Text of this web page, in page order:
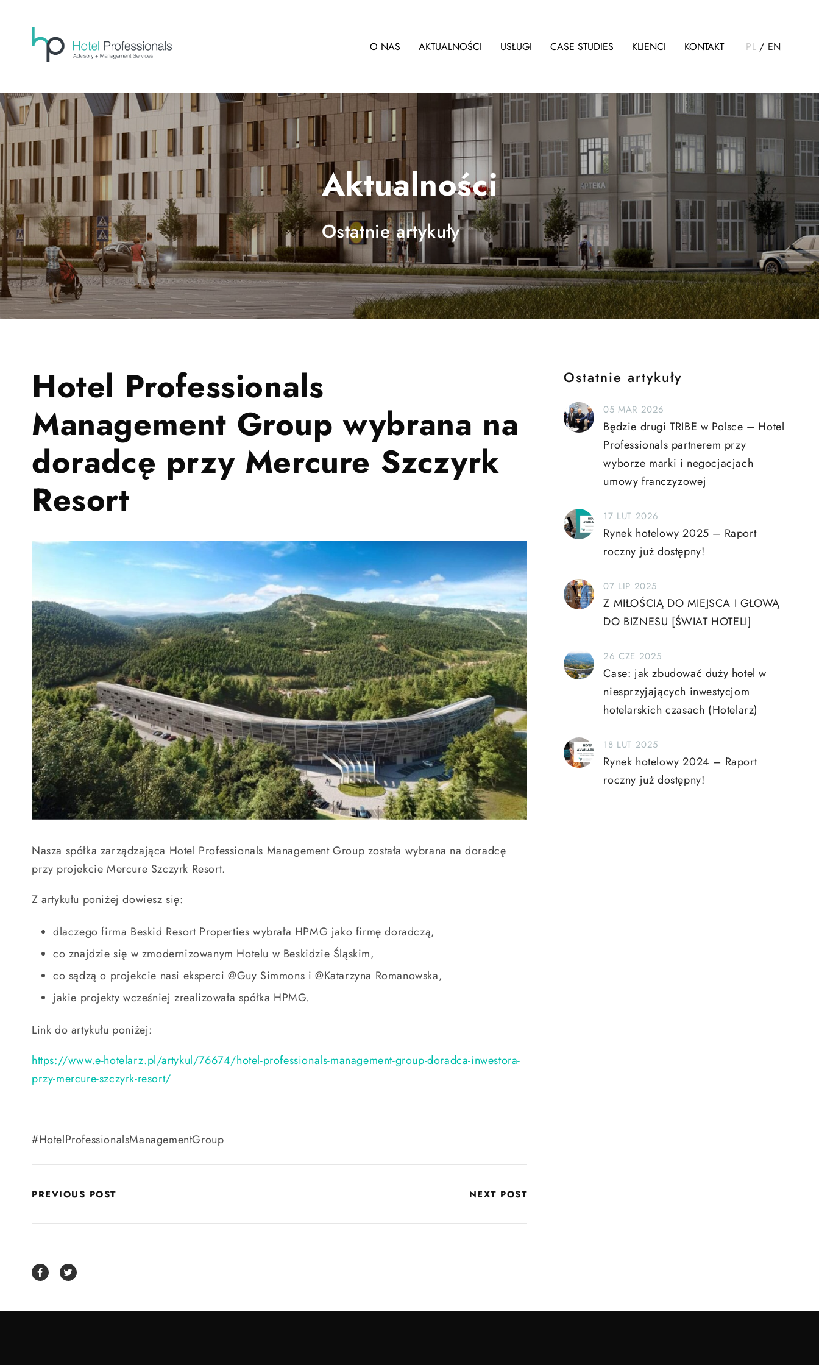
O NAS AKTUALNOŚCI USŁUGI CASE STUDIES KLIENCI KONTAKT PL / EN
Aktualności
Ostatnie artykuły
Hotel Professionals
Management Group wybrana na
doradcę przy Mercure Szczyrk
Resort
Nasza spółka zarządzająca Hotel Professionals Management Group została wybrana na doradcę
przy projekcie Mercure Szczyrk Resort.
Z artykułu poniżej dowiesz się:
dlaczego firma Beskid Resort Properties wybrała HPMG jako firmę doradczą,
co znajdzie się w zmodernizowanym Hotelu w Beskidzie Śląskim,
co sądzą o projekcie nasi eksperci @Guy Simmons i @Katarzyna Romanowska,
jakie projekty wcześniej zrealizowała spółka HPMG.
Link do artykułu poniżej:
https://www.e-hotelarz.pl/artykul/76674/hotel-professionals-management-group-doradca-inwestora-
przy-mercure-szczyrk-resort/
#HotelProfessionalsManagementGroup
PREVIOUS POST NEXT POST
Ostatnie artykuły
05 MAR 2026
Będzie drugi TRIBE w Polsce – Hotel
Professionals partnerem przy
wyborze marki i negocjacjach
umowy franczyzowej
17 LUT 2026
Rynek hotelowy 2025 – Raport
roczny już dostępny!
07 LIP 2025
Z MIŁOŚCIĄ DO MIEJSCA I GŁOWĄ
DO BIZNESU [ŚWIAT HOTELI]
26 CZE 2025
Case: jak zbudować duży hotel w
niesprzyjających inwestycjom
hotelarskich czasach (Hotelarz)
18 LUT 2025
Rynek hotelowy 2024 – Raport
roczny już dostępny!